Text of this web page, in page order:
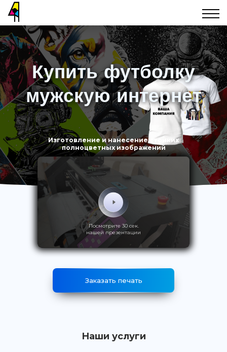
Купить футболку
мужскую интернет
Изготовление и нанесение стойких
полноцветных изображений
Посмотрите 30 сек.
нашей презентации
Заказать печать
Наши услуги